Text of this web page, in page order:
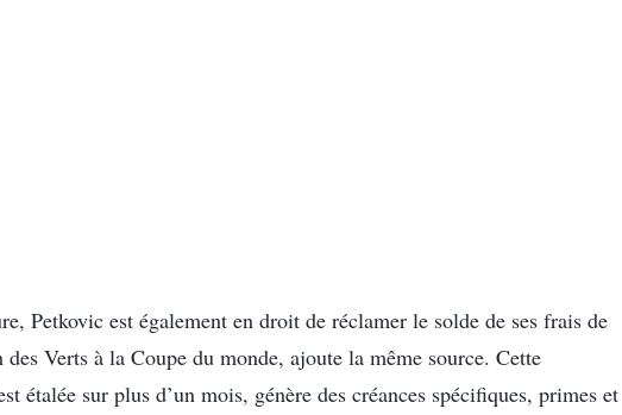
Petkovic est également en droit de réclamer le solde de ses frais de
Verts à la Coupe du monde, ajoute la même source. Cette
étalée sur plus d’un mois, génère des créances spécifiques, primes et